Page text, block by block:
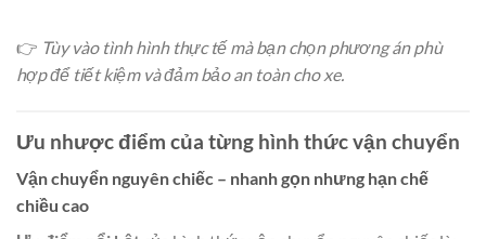
👉 Tùy vào tình hình thực tế mà bạn chọn phương án phù
hợp để tiết kiệm và đảm bảo an toàn cho xe.
Ưu nhược điểm của từng hình thức vận chuyển
Vận chuyển nguyên chiếc – nhanh gọn nhưng hạn chế
chiều cao